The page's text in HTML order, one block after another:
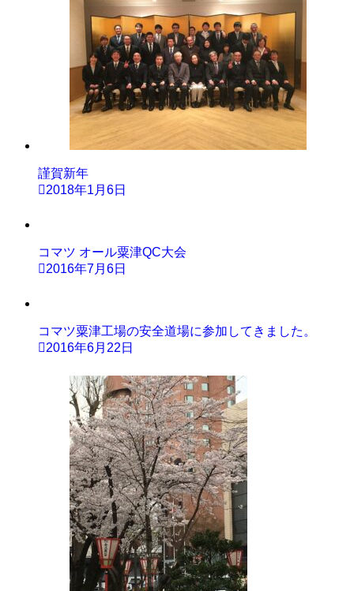
謹賀新年
2018年1月6日
コマツ オール粟津QC大会
2016年7月6日
コマツ粟津工場の安全道場に参加してきました。
2016年6月22日